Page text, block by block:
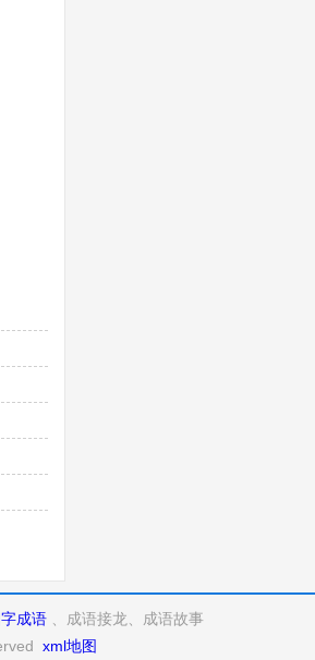
成语
、成语接龙、成语故事
xml地图